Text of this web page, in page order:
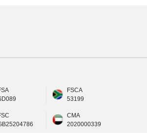
FSCA
53199
CMA
2020000339